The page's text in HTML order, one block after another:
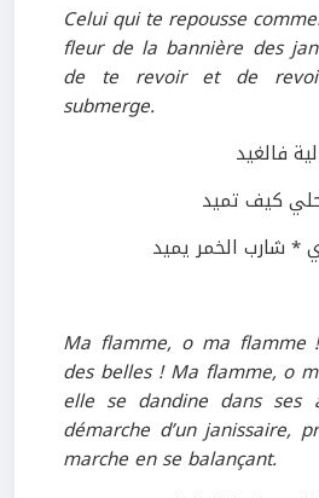
Celui qui te repousse
fleur de la bannière des
de te revoir et de
submerge.
فالغيد
كيف تميد
شارب الخمر يميد
Ma flamme, o ma flamme
des belles ! Ma flamme, o
elle se dandine dans
démarche d’un janissaire,
marche en se balançant.